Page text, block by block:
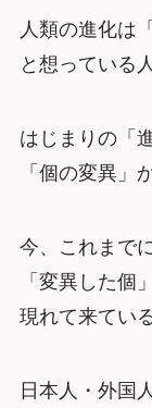
人類の進化は
と想っている
はじまりの「
「個の変異」
今、これまで
「変異した個
現れて来ている
日本人・外国